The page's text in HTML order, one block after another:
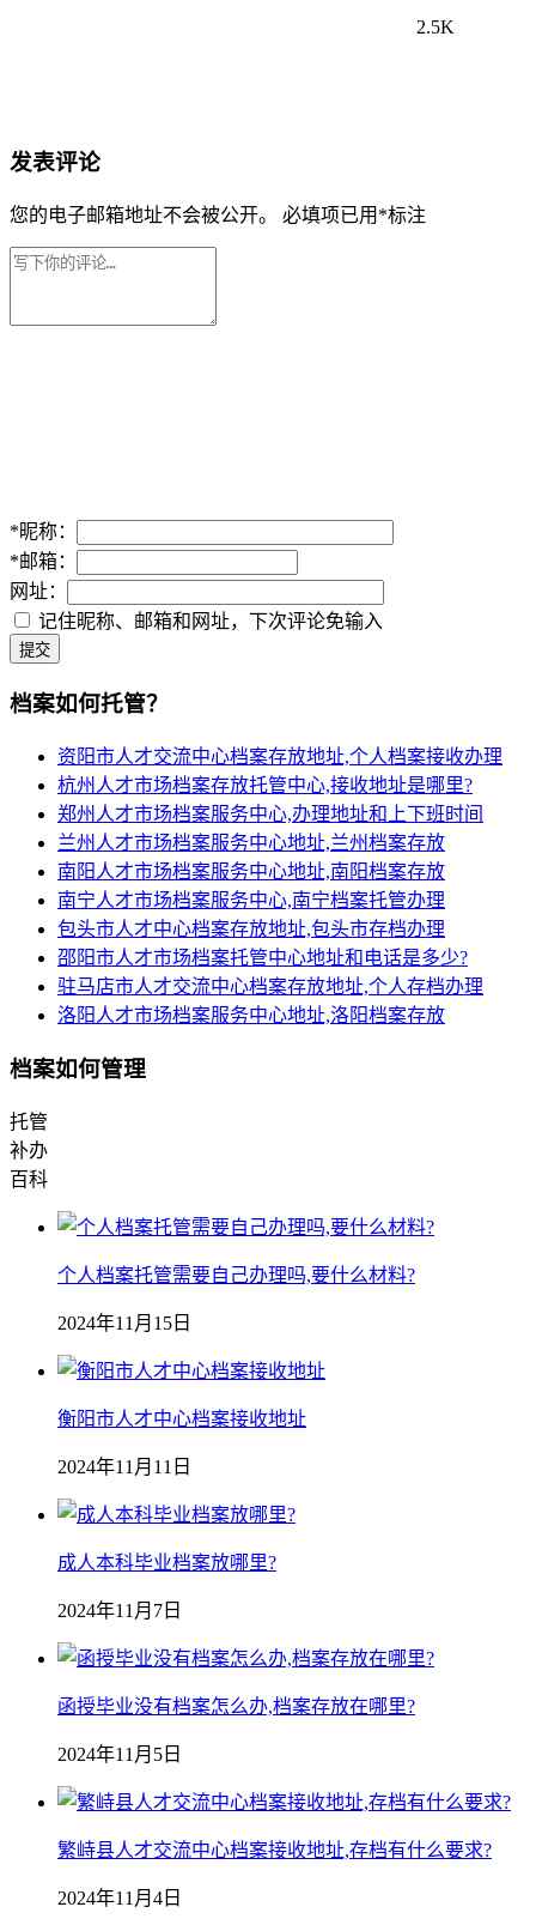
2.5K
发表评论
您的电子邮箱地址不会被公开。 必填项已用 *标注
*昵称：
*邮箱：
网址：
记住昵称、邮箱和网址，下次评论免输入
提交
档案如何托管？
资阳市人才交流中心档案存放地址,个人档案接收办理
杭州人才市场档案存放托管中心,接收地址是哪里?
郑州人才市场档案服务中心,办理地址和上下班时间
兰州人才市场档案服务中心地址,兰州档案存放
南阳人才市场档案服务中心地址,南阳档案存放
南宁人才市场档案服务中心,南宁档案托管办理
包头市人才中心档案存放地址,包头市存档办理
邵阳市人才市场档案托管中心地址和电话是多少?
驻马店市人才交流中心档案存放地址,个人存档办理
洛阳人才市场档案服务中心地址,洛阳档案存放
档案如何管理
托管
补办
百科
个人档案托管需要自己办理吗,要什么材料?
2024年11月15日
衡阳市人才中心档案接收地址
2024年11月11日
成人本科毕业档案放哪里?
2024年11月7日
函授毕业没有档案怎么办,档案存放在哪里?
2024年11月5日
繁峙县人才交流中心档案接收地址,存档有什么要求?
2024年11月4日